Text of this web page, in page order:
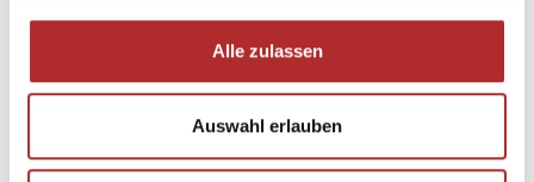
Alle zulassen
Auswahl erlauben